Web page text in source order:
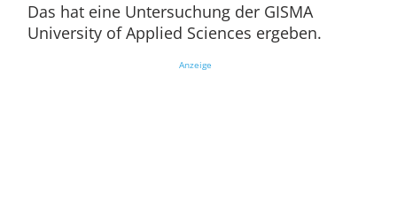
Das hat eine Untersuchung der GISMA
University of Applied Sciences ergeben.
Anzeige